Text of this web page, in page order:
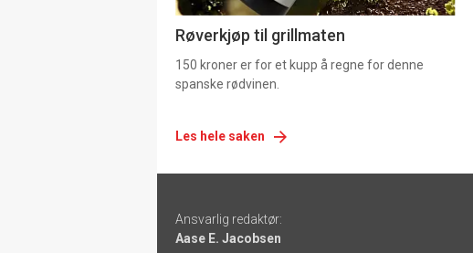
Røverkjøp til grillmaten
150 kroner er for et kupp å regne for denne
spanske rødvinen.
Les hele saken
-
Ansvarlig redaktør:
Aase E. Jacobsen